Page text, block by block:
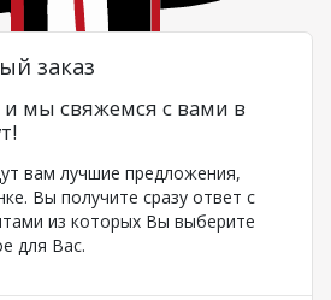
заказ
и мы свяжемся с вами в
вам лучшие предложения,
Вы получите сразу ответ с
из которых Вы выберите
для Вас.